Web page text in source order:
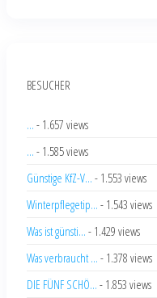
BESUCHER
... - 1.657 views
... - 1.585 views
Günstige KfZ-V... - 1.553 views
Winterpflegetip... - 1.543 views
Was ist günsti... - 1.429 views
Was verbraucht ... - 1.378 views
DIE FÜNF SCHÖ... - 1.853 views